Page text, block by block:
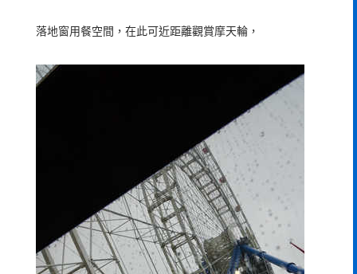
落地窗用餐空間，在此可近距離觀賞摩天輪，